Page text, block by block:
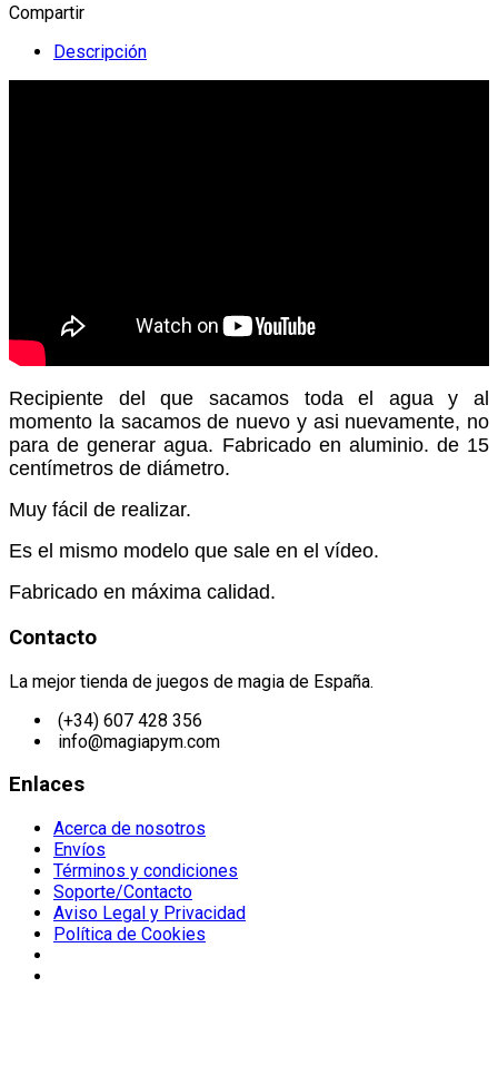
Compartir
Descripción
Recipiente del que sacamos toda el agua y al
momento la sacamos de nuevo y asi nuevamente, no
para de generar agua. Fabricado en aluminio. de 15
centímetros de diámetro.
Muy fácil de realizar.
Es el mismo modelo que sale en el vídeo.
Fabricado en máxima calidad.
Contacto
La mejor tienda de juegos de magia de España.
(+34) 607 428 356
info@magiapym.com
Enlaces
Acerca de nosotros
Envíos
Términos y condiciones
Soporte/Contacto
Aviso Legal y Privacidad
Política de Cookies